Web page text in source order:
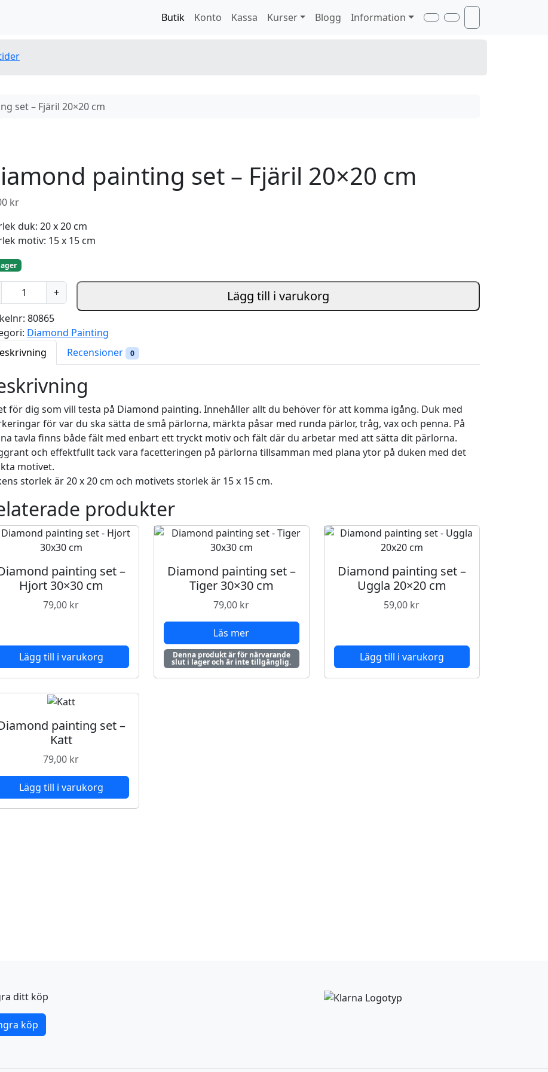
Butik
Konto Kassa Kurser Blogg Information SearchAccount
Cart
set – Fjäril 20×20 cm
painting set – Fjäril 20×20 cm
kr
duk: 20 x 20 cm
motiv: 15 x 15 cm
+ Lägg till i varukorg
80865
Diamond Painting
Recensioner 0
för dig som vill testa på Diamond painting. Innehåller allt du behöver för att komma igång. Duk med
för var du ska sätta de små pärlorna, märkta påsar med runda pärlor, tråg, vax och penna. På
tavla finns både fält med enbart ett tryckt motiv och fält där du arbetar med att sätta dit pärlorna.
och effektfullt tack vara facetteringen på pärlorna tillsamman med plana ytor på duken med det
motivet.
storlek är 20 x 20 cm och motivets storlek är 15 x 15 cm.
produkter
painting set –
Hjort 30×30 cm
79,00 kr
Lägg till i varukorg
Diamond painting set –
Tiger 30×30 cm
79,00 kr
Läs mer
Denna produkt är för närvarande
slut i lager och är inte tillgänglig.
Diamond painting set –
Uggla 20×20 cm
59,00 kr
Lägg till i varukorg
painting set –
Katt
79,00 kr
Lägg till i varukorg
ditt köp
köp